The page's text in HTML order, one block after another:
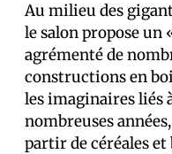
Au milieu des
le salon propose
agrémenté de
constructions en
les imaginaires liés
nombreuses
partir de céréales